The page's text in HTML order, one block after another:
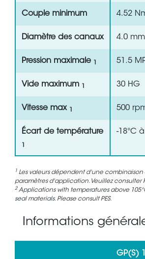
Couple minimum 4.52
Diamètre des canaux 4.0 mm
Pression maximale 51.5
Vide maximum 30 HG
Vitesse max 500
Écart de température -18°C
1 Les valeurs dépendent d'une combinaison
paramètres d'application. Veuillez consulter
2 Applications with temperatures above
seal materials. Please consult PES.
Informations
GP(S)